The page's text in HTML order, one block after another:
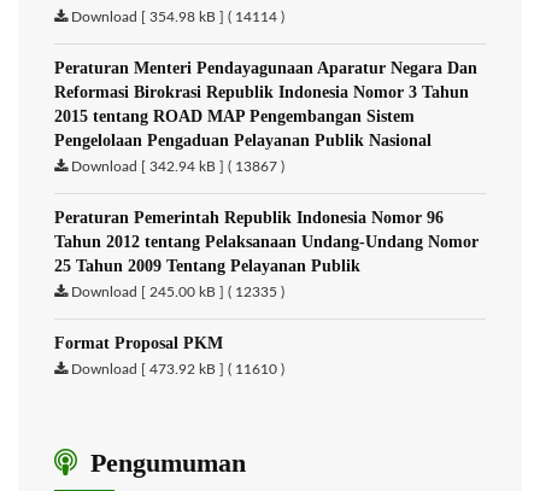
Download [ 354.98 kB ] ( 14114 )
Peraturan Menteri Pendayagunaan Aparatur Negara Dan
Reformasi Birokrasi Republik Indonesia Nomor 3 Tahun
2015 tentang ROAD MAP Pengembangan Sistem
Pengelolaan Pengaduan Pelayanan Publik Nasional
Download [ 342.94 kB ] ( 13867 )
Peraturan Pemerintah Republik Indonesia Nomor 96
Tahun 2012 tentang Pelaksanaan Undang-Undang Nomor
25 Tahun 2009 Tentang Pelayanan Publik
Download [ 245.00 kB ] ( 12335 )
Format Proposal PKM
Download [ 473.92 kB ] ( 11610 )
Pengumuman